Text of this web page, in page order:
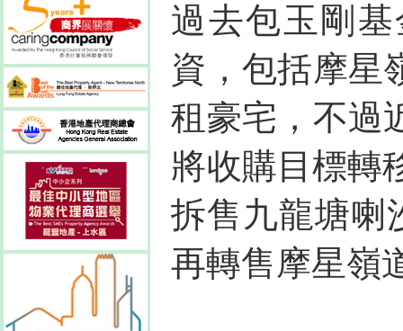
過去包玉剛
資，包括摩星
租豪宅，不過
將收購目標轉
拆售九龍塘喇
再轉售摩星嶺